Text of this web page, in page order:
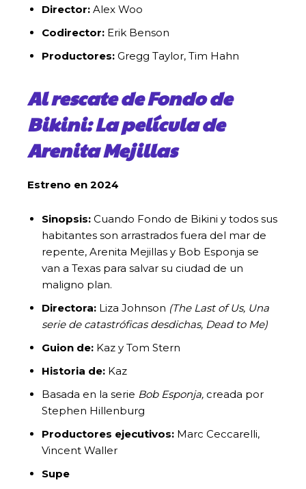
Director: Alex Woo
Codirector: Erik Benson
Productores: Gregg Taylor, Tim Hahn
Al rescate de Fondo de
Bikini: La película de
Arenita Mejillas
Estreno en 2024
Sinopsis: Cuando Fondo de Bikini y todos sus
habitantes son arrastrados fuera del mar de
repente, Arenita Mejillas y Bob Esponja se
van a Texas para salvar su ciudad de un
maligno plan.
Directora: Liza Johnson (The Last of Us, Una
serie de catastróficas desdichas, Dead to Me)
Guion de: Kaz y Tom Stern
Historia de: Kaz
Basada en la serie Bob Esponja, creada por
Stephen Hillenburg
Productores ejecutivos: Marc Ceccarelli,
Vincent Waller
Supe